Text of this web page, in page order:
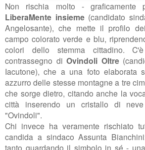
Non rischia molto -
LiberaMente insieme(candidato
Angelosante), che mette il profilo
campo colorato verde e blu,
colori dello stemma cittadino.
contrassegno di Ovindoli Oltre
Iacutone), che a una foto elaborata
azzurro delle stesse montagne a tre
che sorge dietro, citando anche la
città inserendo un cristallo di
"Ovindoli".
Chi invece ha veramente rischiato
candida a sindaco Assunta
tanto guardando il simbolo in sé -